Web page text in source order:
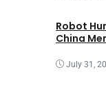
Robot
China
July 31,